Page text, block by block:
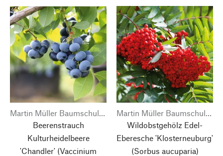
Martin Müller Baumschulen
Beerenstrauch
Kulturheidelbeere
'Chandler' (Vaccinium
Martin Müller Baumschulen
Wildobstgehölz Edel-
Eberesche 'Klosterneuburg'
(Sorbus aucuparia)